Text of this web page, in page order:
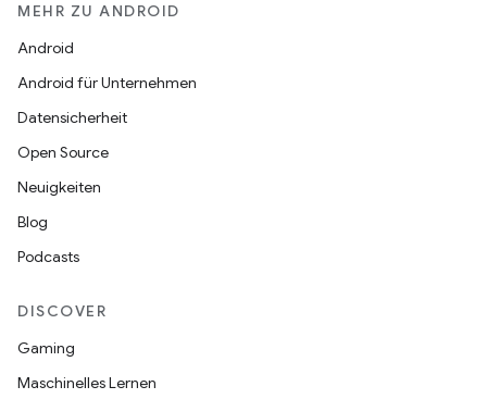
MEHR ZU ANDROID
Android
Android für Unternehmen
Datensicherheit
Open Source
Neuigkeiten
Blog
Podcasts
DISCOVER
Gaming
Maschinelles Lernen